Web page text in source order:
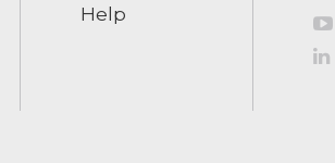
Help